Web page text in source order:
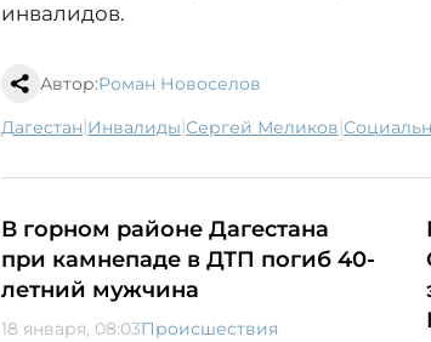
инвалидов.
Автор:Роман Новоселов
Дагестан| инвалиды| Сергей Меликов|
В горном районе Дагестана
при камнепаде в ДТП погиб 40-
летний мужчина
18 января, 08:03Происшествия